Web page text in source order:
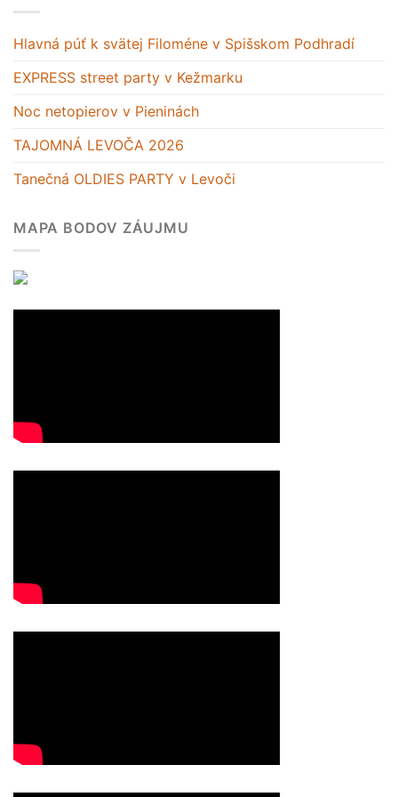
Hlavná púť k svätej Filoméne v Spišskom Podhradí
EXPRESS street party v Kežmarku
Noc netopierov v Pieninách
TAJOMNÁ LEVOČA 2026
Tanečná OLDIES PARTY v Levoči
MAPA BODOV ZÁUJMU